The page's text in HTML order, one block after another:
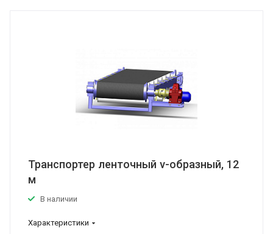
Транспортер ленточный v-образный, 12
м
В наличии
Характеристики